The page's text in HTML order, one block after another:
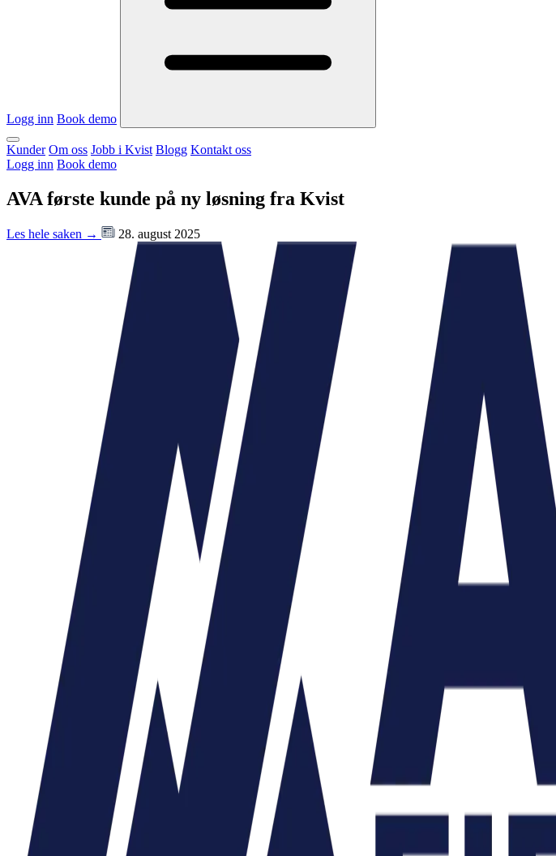
Logg inn Book demo
Kunder Om oss Jobb i Kvist Blogg Kontakt oss
Logg inn Book demo
AVA første kunde på ny løsning fra Kvist
Les hele saken → 28. august 2025